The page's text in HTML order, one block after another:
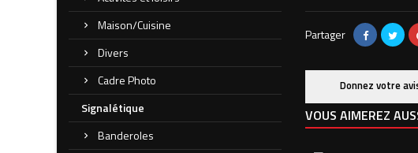
Maison/Cuisine
Divers
Cadre Photo
Signalétique
Banderoles
Partager
Donnez votre
VOUS AIMEREZ